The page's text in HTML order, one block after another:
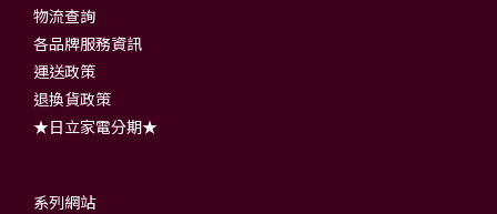
物流查詢
各品牌服務資訊
運送政策
退換貨政策
★日立家電分期★
系列網站